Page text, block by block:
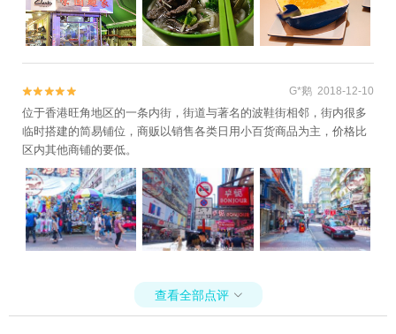

 G*鹅 2018-12-10
位于香港旺角地区的一条内街，街道与著名的波鞋街相邻，街内很多
临时搭建的简易铺位，商贩以销售各类日用小百货商品为主，价格比
区内其他商铺的要低。
查看全部点评 